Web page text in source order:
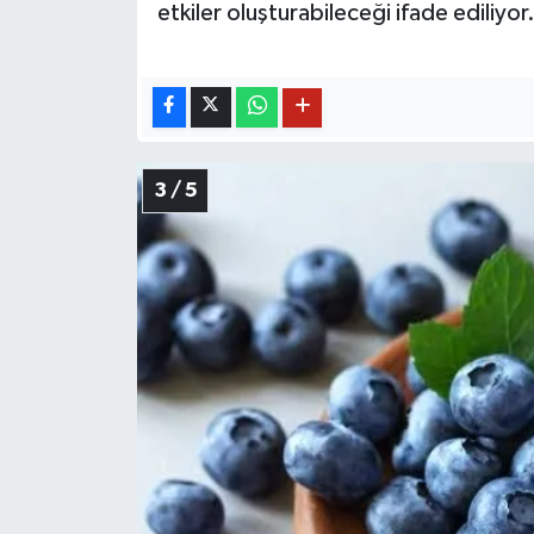
etkiler oluşturabileceği ifade ediliyor.
3 / 5